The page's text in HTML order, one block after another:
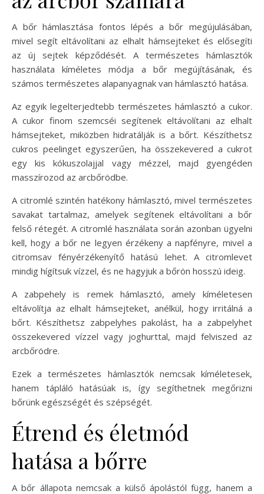
A bőr hámlasztása fontos lépés a bőr megújulásában,
mivel segít eltávolítani az elhalt hámsejteket és elősegíti
az új sejtek képződését. A természetes hámlasztók
használata kíméletes módja a bőr megújításának, és
számos természetes alapanyagnak van hámlasztó hatása.
Az egyik legelterjedtebb természetes hámlasztó a cukor.
A cukor finom szemcséi segítenek eltávolítani az elhalt
hámsejteket, miközben hidratálják is a bőrt. Készíthetsz
cukros peelinget egyszerűen, ha összekevered a cukrot
egy kis kókuszolajjal vagy mézzel, majd gyengéden
masszírozod az arcbőrödbe.
A citromlé szintén hatékony hámlasztó, mivel természetes
savakat tartalmaz, amelyek segítenek eltávolítani a bőr
felső rétegét. A citromlé használata során azonban ügyelni
kell, hogy a bőr ne legyen érzékeny a napfényre, mivel a
citromsav fényérzékenyítő hatású lehet. A citromlevet
mindig hígítsuk vízzel, és ne hagyjuk a bőrön hosszú ideig.
A zabpehely is remek hámlasztó, amely kíméletesen
eltávolítja az elhalt hámsejteket, anélkül, hogy irritálná a
bőrt. Készíthetsz zabpelyhes pakolást, ha a zabpelyhet
összekevered vízzel vagy joghurttal, majd felviszed az
arcbőrödre.
Ezek a természetes hámlasztók nemcsak kíméletesek,
hanem tápláló hatásúak is, így segíthetnek megőrizni
bőrünk egészségét és szépségét.
Étrend és életmód
hatása a bőrre
A bőr állapota nemcsak a külső ápolástól függ, hanem a